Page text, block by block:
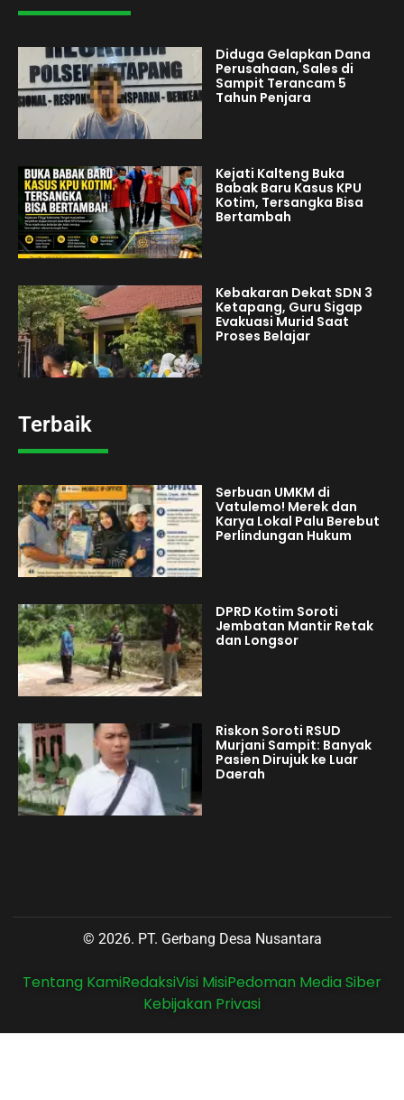
Diduga Gelapkan Dana
Perusahaan, Sales di
Sampit Terancam 5
Tahun Penjara
Kejati Kalteng Buka
Babak Baru Kasus KPU
Kotim, Tersangka Bisa
Bertambah
Kebakaran Dekat SDN 3
Ketapang, Guru Sigap
Evakuasi Murid Saat
Proses Belajar
Terbaik
Serbuan UMKM di
Vatulemo! Merek dan
Karya Lokal Palu Berebut
Perlindungan Hukum
DPRD Kotim Soroti
Jembatan Mantir Retak
dan Longsor
Riskon Soroti RSUD
Murjani Sampit: Banyak
Pasien Dirujuk ke Luar
Daerah
© 2026. PT. Gerbang Desa Nusantara
Tentang KamiRedaksiVisi MisiPedoman Media Siber
Kebijakan Privasi